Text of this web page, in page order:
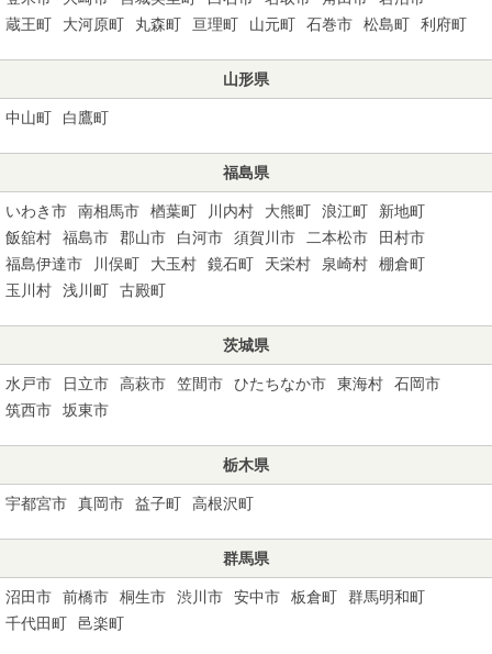
蔵王町
大河原町 丸森町 亘理町 山元町 石巻市 松島町 利府町
山形県
中山町 白鷹町
福島県
いわき市 南相馬市 楢葉町 川内村 大熊町 浪江町
新地町
飯舘村
福島市 郡山市 白河市 須賀川市 二本松市
田村市
福島伊達市
川俣町 大玉村 鏡石町 天栄村 泉崎村
棚倉町
玉川村
浅川町 古殿町
茨城県
水戸市 日立市 高萩市 笠間市 ひたちなか市 東海村
石岡市
筑西市
坂東市
栃木県
宇都宮市 真岡市 益子町 高根沢町
群馬県
沼田市 前橋市 桐生市 渋川市 安中市 板倉町
群馬明和町
千代田町
邑楽町